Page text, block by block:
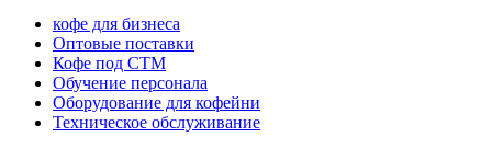
кофе для бизнеса
Оптовые поставки
Кофе под СТМ
Обучение персонала
Оборудование для кофейни
Техническое обслуживание